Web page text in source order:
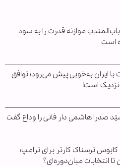
موازنه قدرت را به سود
است
با ایران به‌خوبی پیش می‌رود؛ توافق
نزدیک است!
صدرا هاشمی دار فانی را وداع گفت
ترسناک کارتر برای ترامپ؛
انتخابات میان‌دوره‌ای؟